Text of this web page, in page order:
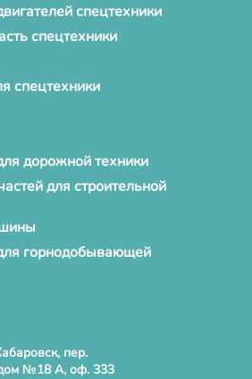
спецтехники
спецтехники
спецтехники
дорожной техники
для строительной
горнодобывающей
пер.
№18 А, оф. 333